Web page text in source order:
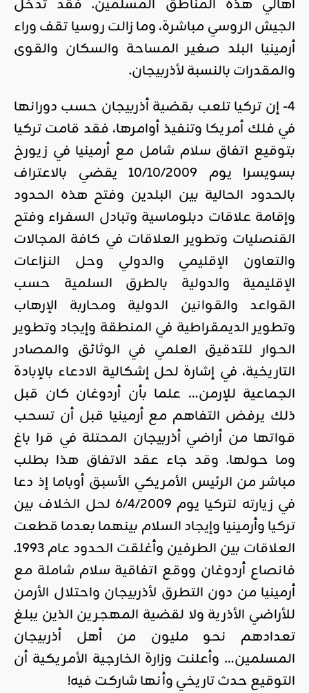
أهالي هذه المناطق المسلمين. فقد تدخل
الجيش الروسي مباشرة، وما زالت روسيا تقف وراء
أرمينيا البلد صغير المساحة والسكان والقوى
والمقدرات بالنسبة لأذربيجان.
4- إن تركيا تلعب بقضية أذربيجان حسب دورانها
في فلك أمريكا وتنفيذ أوامرها، فقد قامت تركيا
بتوقيع اتفاق سلام شامل مع أرمينيا في زيورخ
بسويسرا يوم 10/10/2009 يقضي بالاعتراف
بالحدود الحالية بين البلدين وفتح هذه الحدود
وإقامة علاقات دبلوماسية وتبادل السفراء وفتح
القنصليات وتطوير العلاقات في كافة المجالات
والتعاون الإقليمي والدولي وحل النزاعات
الإقليمية والدولية بالطرق السلمية حسب
القواعد والقوانين الدولية ومحاربة الإرهاب
وتطوير الديمقراطية في المنطقة وإيجاد وتطوير
الحوار للتدقيق العلمي في الوثائق والمصادر
التاريخية، في إشارة لحل إشكالية الادعاء بالإبادة
الجماعية للإرمن… علما بأن أردوغان كان قبل
ذلك يرفض التفاهم مع أرمينيا قبل أن تسحب
قواتها من أراضي أذربيجان المحتلة في قرا باغ
وما حولها. وقد جاء عقد الاتفاق هذا بطلب
مباشر من الرئيس الأمريكي الأسبق أوباما إذ دعا
في زيارته لتركيا يوم 6/4/2009 لحل الخلاف بين
تركيا وأرمينيا وإيجاد السلام بينهما بعدما قطعت
العلاقات بين الطرفين وأغلقت الحدود عام 1993.
فانصاع أردوغان ووقع اتفاقية سلام شاملة مع
أرمينيا من دون التطرق لأذربيجان واحتلال الأرمن
للأراضي الأذرية ولا لقضية المهجرين الذين يبلغ
تعدادهم نحو مليون من أهل أذربيجان
المسلمين… وأعلنت وزارة الخارجية الأمريكية أن
التوقيع حدث تاريخي وأنها شاركت فيه!